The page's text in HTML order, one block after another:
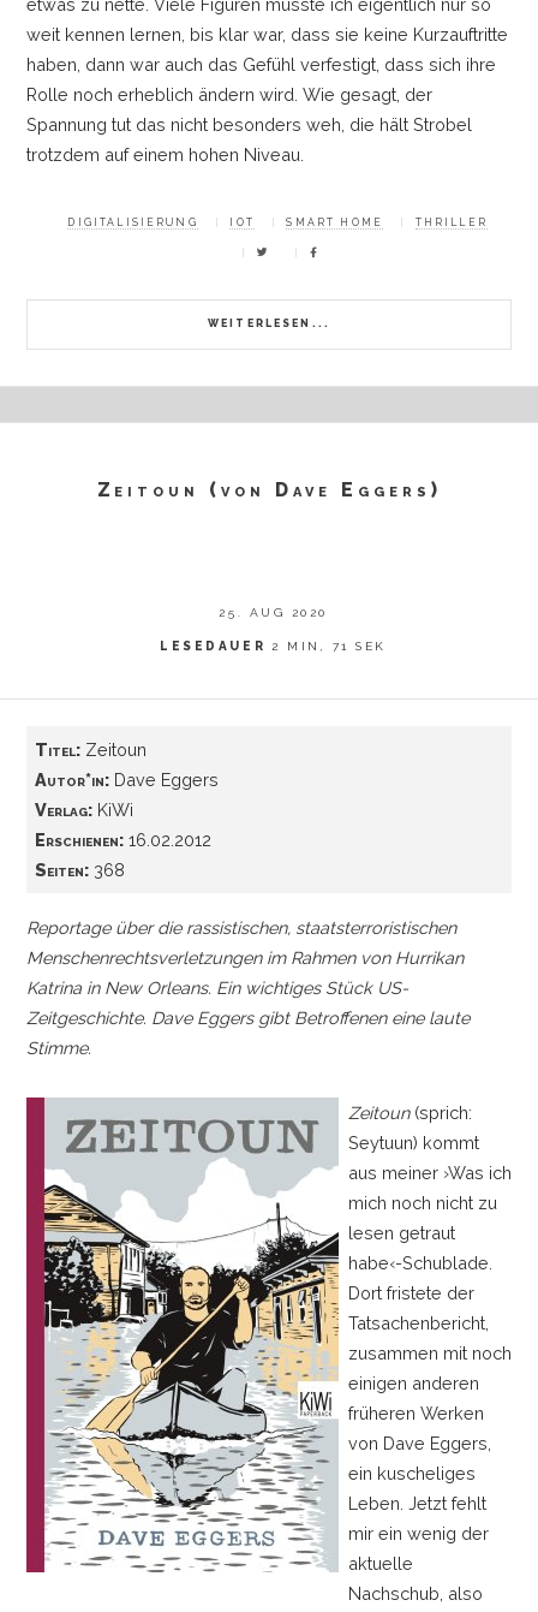
etwas zu nette. Viele Figuren musste ich eigentlich nur so
weit kennen lernen, bis klar war, dass sie keine Kurzauftritte
haben, dann war auch das Gefühl verfestigt, dass sich ihre
Rolle noch erheblich ändern wird. Wie gesagt, der
Spannung tut das nicht besonders weh, die hält Strobel
trotzdem auf einem hohen Niveau.
WEITERLESEN...
DIGITALISIERUNG IOT SMART HOME THRILLER
Zeitoun (von Dave Eggers)
25. AUG 2020
LESEDAUER 2 MIN, 71 SEK
Titel:Zeitoun
Autor*in:Dave Eggers
Verlag:KiWi
Erschienen:16.02.2012
Seiten:368
Reportage über die rassistischen, staatsterroristischen
Menschenrechtsverletzungen im Rahmen von Hurrikan
Katrina in New Orleans. Ein wichtiges Stück US-
Zeitgeschichte. Dave Eggers gibt Betroffenen eine laute
Stimme.
Zeitoun(sprich:
Seytuun) kommt
aus meiner ›Was ich
mich noch nicht zu
lesen getraut
habe‹-Schublade.
Dort fristete der
Tatsachenbericht,
zusammen mit noch
einigen anderen
früheren Werken
von Dave Eggers,
ein kuscheliges
Leben. Jetzt fehlt
mir ein wenig der
aktuelle
Nachschub, also